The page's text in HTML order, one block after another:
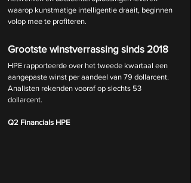
waarop kunstmatige intelligentie draait, beginnen
volop mee te profiteren.
Grootste winstverrassing sinds 2018
HPE rapporteerde over het tweede kwartaal een
aangepaste winst per aandeel van 79 dollarcent.
Analisten rekenden vooraf op slechts 53
dollarcent.
Q2 Financials HPE